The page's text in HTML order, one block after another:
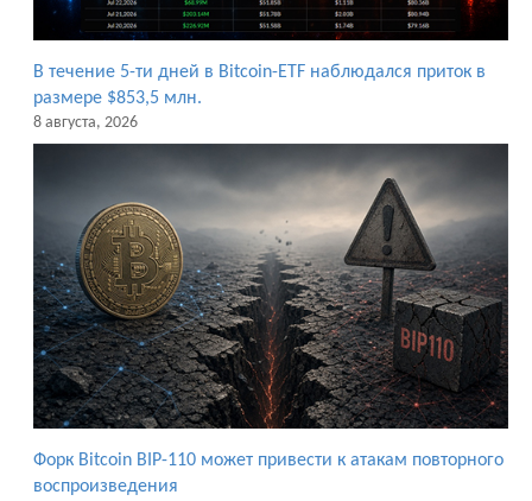
В течение 5-ти дней в Bitcoin-ETF наблюдался приток в
размере $853,5 млн.
8 августа, 2026
Форк Bitcoin BIP-110 может привести к атакам повторного
воспроизведения